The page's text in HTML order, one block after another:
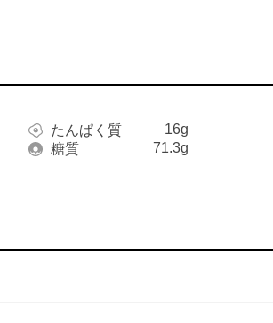
たんぱく質 16g
糖質 71.3g